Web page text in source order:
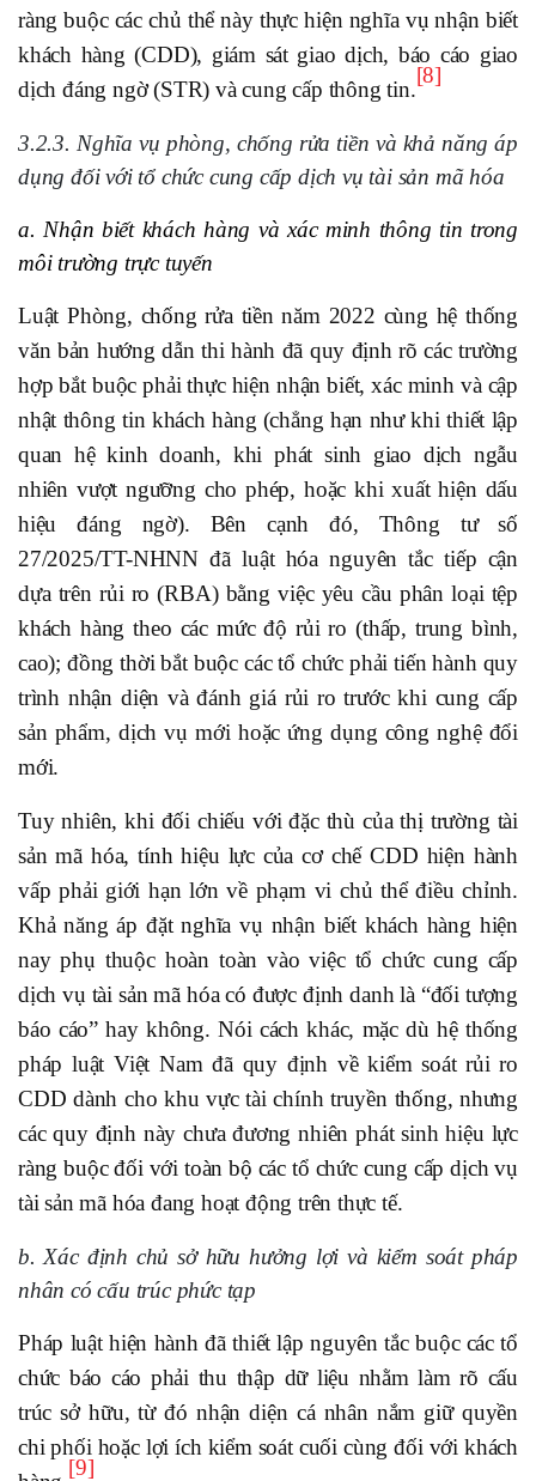
ràng buộc các chủ thể này thực hiện nghĩa vụ nhận biết
khách hàng (CDD), giám sát giao dịch, báo cáo giao
dịch đáng ngờ (STR) và cung cấp thông tin.
[8]
3.2.3. Nghĩa vụ phòng, chống rửa tiền và khả năng áp
dụng đối với tổ chức cung cấp dịch vụ tài sản mã hóa
a. Nhận biết khách hàng và xác minh thông tin trong
môi trường trực tuyến
Luật Phòng, chống rửa tiền năm 2022 cùng hệ thống
văn bản hướng dẫn thi hành đã quy định rõ các trường
hợp bắt buộc phải thực hiện nhận biết, xác minh và cập
nhật thông tin khách hàng (chẳng hạn như khi thiết lập
quan hệ kinh doanh, khi phát sinh giao dịch ngẫu
nhiên vượt ngưỡng cho phép, hoặc khi xuất hiện dấu
hiệu đáng ngờ). Bên cạnh đó, Thông tư số
27/2025/TT-NHNN đã luật hóa nguyên tắc tiếp cận
dựa trên rủi ro (RBA) bằng việc yêu cầu phân loại tệp
khách hàng theo các mức độ rủi ro (thấp, trung bình,
cao); đồng thời bắt buộc các tổ chức phải tiến hành quy
trình nhận diện và đánh giá rủi ro trước khi cung cấp
sản phẩm, dịch vụ mới hoặc ứng dụng công nghệ đổi
mới.
Tuy nhiên, khi đối chiếu với đặc thù của thị trường tài
sản mã hóa, tính hiệu lực của cơ chế CDD hiện hành
vấp phải giới hạn lớn về phạm vi chủ thể điều chỉnh.
Khả năng áp đặt nghĩa vụ nhận biết khách hàng hiện
nay phụ thuộc hoàn toàn vào việc tổ chức cung cấp
dịch vụ tài sản mã hóa có được định danh là “đối tượng
báo cáo” hay không. Nói cách khác, mặc dù hệ thống
pháp luật Việt Nam đã quy định về kiểm soát rủi ro
CDD dành cho khu vực tài chính truyền thống, nhưng
các quy định này chưa đương nhiên phát sinh hiệu lực
ràng buộc đối với toàn bộ các tổ chức cung cấp dịch vụ
tài sản mã hóa đang hoạt động trên thực tế.
b. Xác định chủ sở hữu hưởng lợi và kiểm soát pháp
nhân có cấu trúc phức tạp
Pháp luật hiện hành đã thiết lập nguyên tắc buộc các tổ
chức báo cáo phải thu thập dữ liệu nhằm làm rõ cấu
trúc sở hữu, từ đó nhận diện cá nhân nắm giữ quyền
chi phối hoặc lợi ích kiểm soát cuối cùng đối với khách
[9]